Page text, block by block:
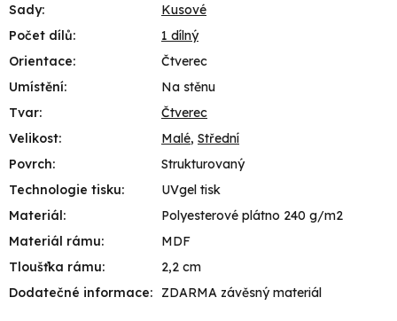
Sady:
Kusové
Počet dílů:
1 dílný
Orientace:
Čtverec
Umístění:
Na stěnu
Tvar:
Čtverec
Velikost: Malé, Střední
Povrch:
Strukturovaný
Technologie tisku:
UVgel tisk
Materiál:
Polyesterové plátno 240 g/m2
Materiál rámu:
MDF
Tloušťka rámu:
2,2 cm
Dodatečné informace: ZDARMA závěsný materiál